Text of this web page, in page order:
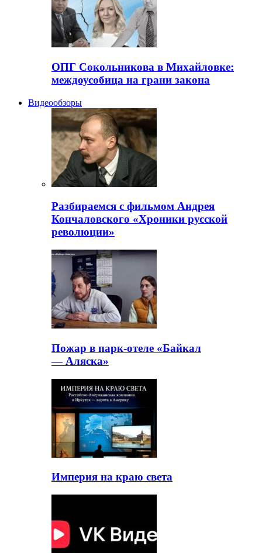
ОПГ Сокольникова в Михайловке:
междоусобица на грани закона
Видеообзоры
Разбираемся с фильмом Андрея
Кончаловского «Хроники русской
революции»
Пожар в парк-отеле «Байкал
— Аляска»
Империя на краю света